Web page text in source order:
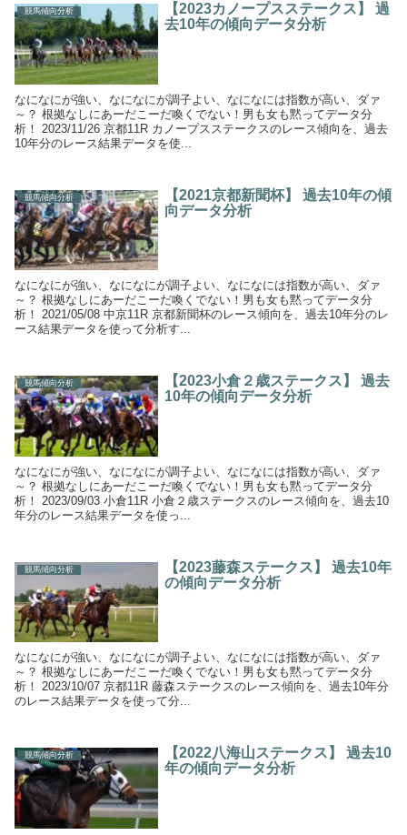
競馬傾向分析
【2023カノープスステークス】 過
去10年の傾向データ分析
なになにが強い、なになにが調子よい、なになには指数が高い、ダァ
～？ 根拠なしにあーだこーだ喚くでない！男も女も黙ってデータ分
析！ 2023/11/26 京都11R カノープスステークスのレース傾向を、過去
10年分のレース結果データを使...
競馬傾向分析
【2021京都新聞杯】 過去10年の傾
向データ分析
なになにが強い、なになにが調子よい、なになには指数が高い、ダァ
～？ 根拠なしにあーだこーだ喚くでない！男も女も黙ってデータ分
析！ 2021/05/08 中京11R 京都新聞杯のレース傾向を、過去10年分のレ
ース結果データを使って分析す...
競馬傾向分析
【2023小倉２歳ステークス】 過去
10年の傾向データ分析
なになにが強い、なになにが調子よい、なになには指数が高い、ダァ
～？ 根拠なしにあーだこーだ喚くでない！男も女も黙ってデータ分
析！ 2023/09/03 小倉11R 小倉２歳ステークスのレース傾向を、過去10
年分のレース結果データを使っ...
競馬傾向分析
【2023藤森ステークス】 過去10年
の傾向データ分析
なになにが強い、なになにが調子よい、なになには指数が高い、ダァ
～？ 根拠なしにあーだこーだ喚くでない！男も女も黙ってデータ分
析！ 2023/10/07 京都11R 藤森ステークスのレース傾向を、過去10年分
のレース結果データを使って分...
競馬傾向分析
【2022八海山ステークス】 過去10
年の傾向データ分析